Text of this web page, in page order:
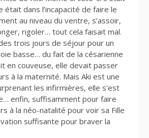
était dans l’incapacité de faire le
au niveau du ventre, s’assoir,
rigoler… tout cela faisait mal.
trois jours de séjour pour un
basse… du fait de la césarienne
en couveuse, elle devait passer
à la maternité. Mais Aki est une
les infirmières, elle s’est
enfin, suffisamment pour faire
à la néo-natalité pour voir sa Fille
suffisante pour braver la